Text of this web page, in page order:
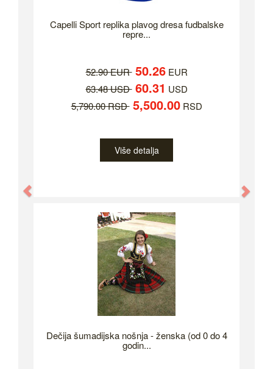
Capelli Sport replika plavog dresa fudbalske
repre...
52.90 EUR 50.26EUR
63.48 USD 60.31 USD
5,790.00 RSD 5,500.00RSD
Više detalja
Dečija šumadijska nošnja - ženska (od 0 do 4
godin...